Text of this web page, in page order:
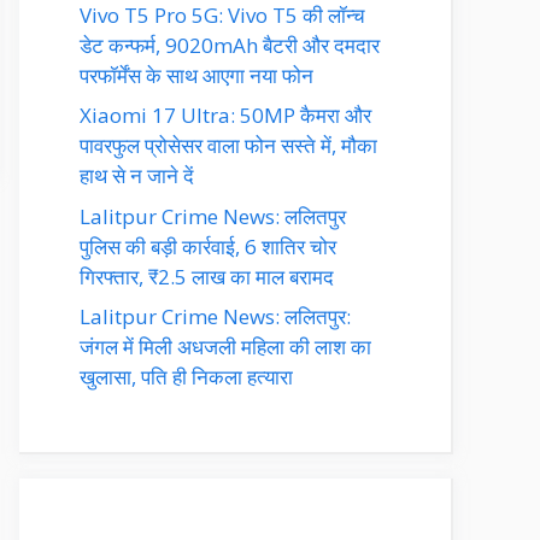
Vivo T5 Pro 5G: Vivo T5 की लॉन्च
डेट कन्फर्म, 9020mAh बैटरी और दमदार
परफॉर्मेंस के साथ आएगा नया फोन
Xiaomi 17 Ultra: 50MP कैमरा और
पावरफुल प्रोसेसर वाला फोन सस्ते में, मौका
हाथ से न जाने दें
Lalitpur Crime News: ललितपुर
पुलिस की बड़ी कार्रवाई, 6 शातिर चोर
गिरफ्तार, ₹2.5 लाख का माल बरामद
Lalitpur Crime News: ललितपुर:
जंगल में मिली अधजली महिला की लाश का
खुलासा, पति ही निकला हत्यारा